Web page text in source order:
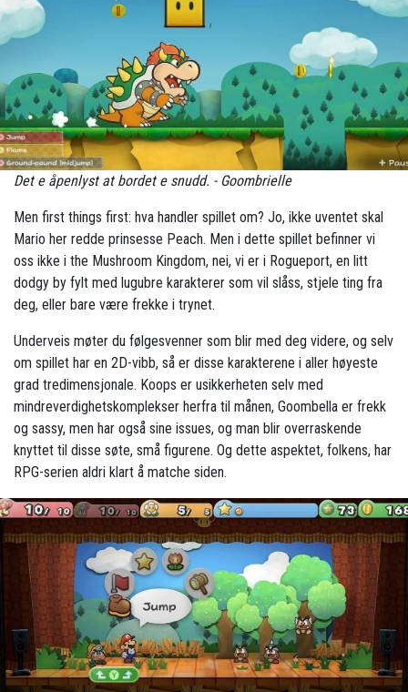
Det e åpenlyst at bordet e snudd. - Goombrielle
Men first things first: hva handler spillet om? Jo, ikke uventet skal
Mario her redde prinsesse Peach. Men i dette spillet befinner vi
oss ikke i the Mushroom Kingdom, nei, vi er i Rogueport, en litt
dodgy by fylt med lugubre karakterer som vil slåss, stjele ting fra
deg, eller bare være frekke i trynet.
Underveis møter du følgesvenner som blir med deg videre, og selv
om spillet har en 2D-vibb, så er disse karakterene i aller høyeste
grad tredimensjonale. Koops er usikkerheten selv med
mindreverdighetskomplekser herfra til månen, Goombella er frekk
og sassy, men har også sine issues, og man blir overraskende
knyttet til disse søte, små figurene. Og dette aspektet, folkens, har
RPG-serien aldri klart å matche siden.